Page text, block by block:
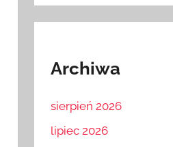
Archiwa
sierpień 2026
lipiec 2026